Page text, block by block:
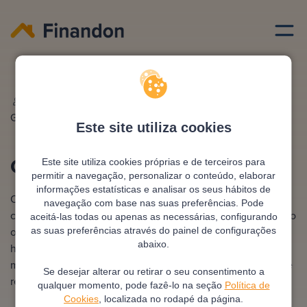
Este site utiliza cookies
Este site utiliza cookies próprias e de terceiros para
permitir a navegação, personalizar o conteúdo, elaborar
informações estatísticas e analisar os seus hábitos de
navegação com base nas suas preferências. Pode
aceitá-las todas ou apenas as necessárias, configurando
as suas preferências através do painel de configurações
abaixo.
Se desejar alterar ou retirar o seu consentimento a
qualquer momento, pode fazê-lo na seção Política de
Cookies, localizada no rodapé da página.
Credito imobiliario
González
Editado e revisto por
Créditos imobiliários
Os créditos imobiliários servem para financiar a aquisição,
construção ou reabilitação de imóveis, seja para uso próprio
ou empresarial. Geralmente, contam com uma garantia
hipotecária e são amortizados através de prestações
mensais. Optar por uma solução ajustada ao teu perfil pode
reduzir significativamente o custo do financiamento.